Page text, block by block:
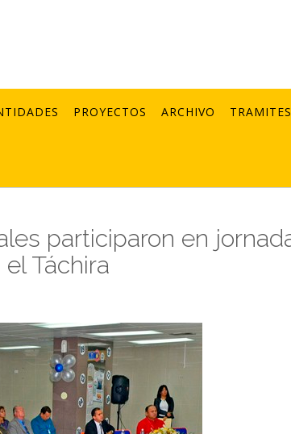
PROYECTOS ARCHIVO TRAMITES
participaron en
el Táchira